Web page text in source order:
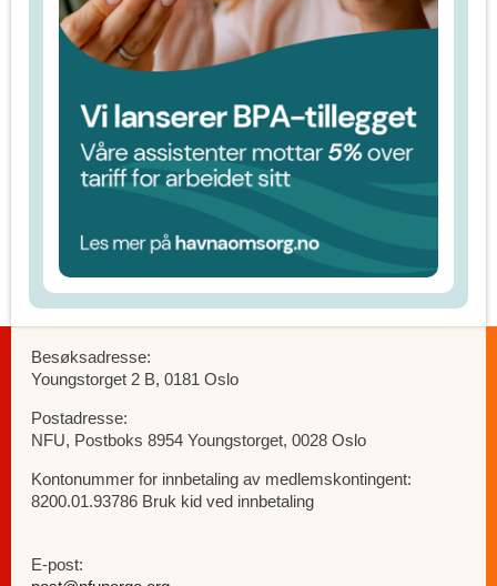
Besøksadresse:
Youngstorget 2 B, 0181 Oslo
Postadresse:
NFU, Postboks 8954 Youngstorget, 0028 Oslo
Kontonummer for innbetaling av medlemskontingent:
8200.01.93786 Bruk kid ved innbetaling
E-post: